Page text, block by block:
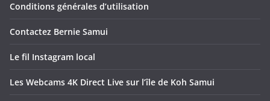
Conditions générales d’utilisation
Contactez Bernie Samui
Le fil Instagram local
Les Webcams 4K Direct Live sur l’île de Koh Samui